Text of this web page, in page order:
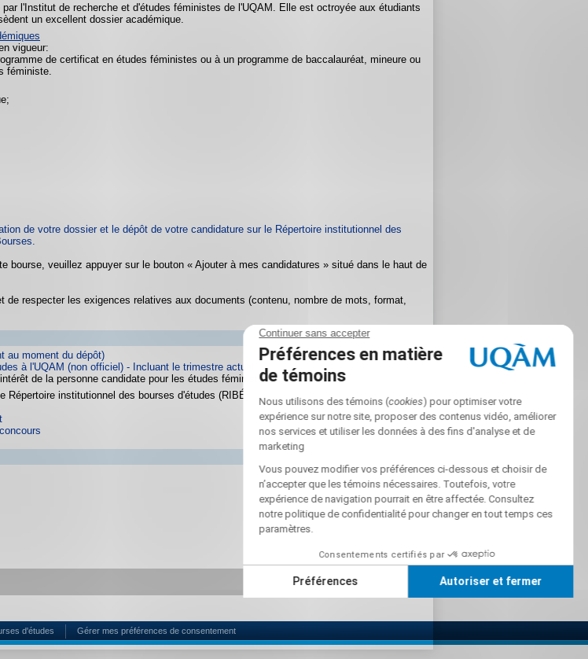
l'Institut de recherche et d'études féministes de l'UQAM. Elle est octroyée aux étudiants
un excellent dossier académique.
vigueur:
de certificat en études féministes ou à un programme de baccalauréat, mineure ou
féministe.
de votre dossier et le dépôt de votre candidature sur le Répertoire institutionnel des
bourse, veuillez appuyer sur le bouton « Ajouter à mes candidatures » situé dans le haut de
de respecter les exigences relatives aux documents (contenu, nombre de mots, format,
au moment du dépôt)
à l'UQAM (non officiel) - Incluant le trimestre actuel
de la personne candidate pour les études féministes
Répertoire institutionnel des bourses d'études (RIBÉ)
d'études Gérer mes préférences de consentement